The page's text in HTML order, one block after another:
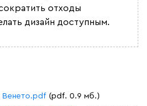
отходы
дизайн доступным.
Венето.pdf (pdf. 0.9 мб.)